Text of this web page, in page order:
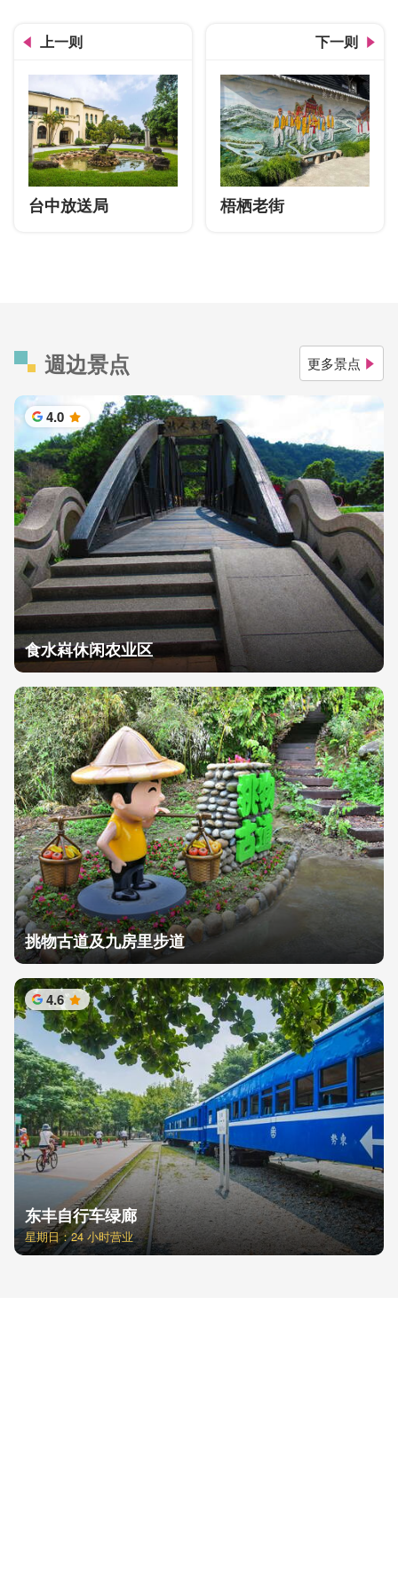
上一则
台中放送局
下一则
梧栖老街
週边景点 更多景点
4.0 星
食水嵙休闲农业区
挑物古道及九房里步道
4.6 星
东丰自行车绿廊
星期日：24 小时营业